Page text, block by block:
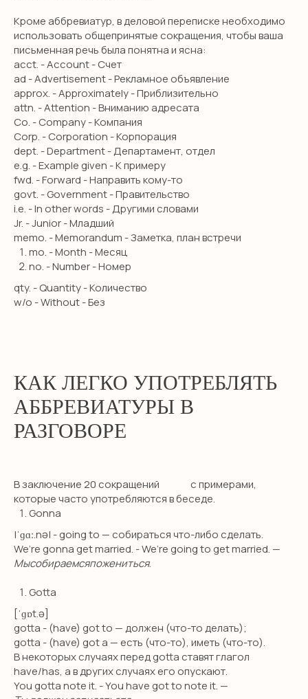
Кроме аббревиатур, в деловой переписке необходимо
использовать общепринятые сокращения, чтобы ваша
письменная речь была понятна и ясна:
acct. - Account - Счет
ad - Advertisement - Рекламное объявление
approx. - Approximately - Приблизительно
attn. - Attention - Вниманию адресата
Co. - Company - Компания
Corp. - Corporation - Корпорация
dept. - Department - Департамент, отдел
e.g. - Example given - К примеру
fwd. - Forward - Направить кому-то
govt. - Government - Правительство
i.e. - In other words - Другими словами
Jr. - Junior - Младший
memo. - Memorandum - Заметка, план встречи
mo. - Month - Месяц
no. - Number - Номер
qty. - Quantity - Количество
w/o - Without - Без
КАК ЛЕГКО УПОТРЕБЛЯТЬ
АББРЕВИАТУРЫ В
РАЗГОВОРЕ
В заключение 20 сокращений с примерами,
которые часто употребляются в беседе.
Gonna
|ˈɡɑː.nə| - going to — собираться что-либо сделать.
We’re gonna get married. - We’re going to get married. —
Мысобираемсяпожениться.
Gotta
[ˈɡɒt.ə]
gotta - (have) got to — должен (что-то делать);
gotta - (have) got a — есть (что-то), иметь (что-то).
В некоторых случаях перед gotta ставят глагол
have/has, а в других случаях его опускают.
You gotta note it. - You have got to note it. —